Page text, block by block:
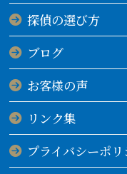
探偵の選び方
ブログ
お客様の声
リンク集
プライバシーポリ